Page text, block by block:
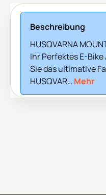
Beschreibung
HUSQVARNA
Ihr Perfektes E-
Sie das ultimative
HUSQVAR… Mehr